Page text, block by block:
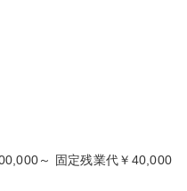
～ 固定残業代￥40,000